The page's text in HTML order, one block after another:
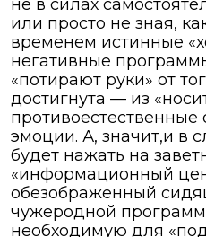
не в силах
или просто не зная,
временем истинные
негативные
«потирают руки» от
достигнута — из
эмоции. А, значит,и в
будет нажать на
«информационный
обезображенный
чужеродной
необходимую для